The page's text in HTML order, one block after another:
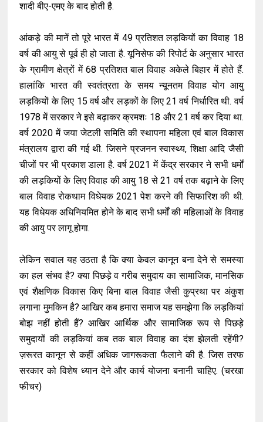
शादी बीए-एमए के बाद होती है.
आंकड़े की मानें तो पूरे भारत में 49 प्रतिशत लड़कियों का विवाह 18
वर्ष की आयु से पूर्व ही हो जाता है. यूनिसेफ की रिपोर्ट के अनुसार भारत
के ग्रामीण क्षेत्रों में 68 प्रतिशत बाल विवाह अकेले बिहार में होते हैं.
हालांकि भारत की स्वतंत्रता के समय न्यूनतम विवाह योग आयु
लड़कियों के लिए 15 वर्ष और लड़कों के लिए 21 वर्ष निर्धारित थी. वर्ष
1978 में सरकार ने इसे बढ़ाकर क्रमशः 18 और 21 वर्ष कर दिया था.
वर्ष 2020 में जया जेटली समिति की स्थापना महिला एवं बाल विकास
मंत्रालय द्वारा की गई थी. जिसने प्रजनन स्वास्थ्य, शिक्षा आदि जैसी
चीजों पर भी प्रकाश डाला है. वर्ष 2021 में केंद्र सरकार ने सभी धर्मों
की लड़कियों के लिए विवाह की आयु 18 से 21 वर्ष तक बढ़ाने के लिए
बाल विवाह रोकथाम विधेयक 2021 पेश करने की सिफारिश की थी.
यह विधेयक अधिनियमित होने के बाद सभी धर्मों की महिलाओं के विवाह
की आयु पर लागू होगा.
लेकिन सवाल यह उठता है कि क्या केवल कानून बना देने से समस्या
का हल संभव है? क्या पिछड़े व गरीब समुदाय का सामाजिक, मानसिक
एवं शैक्षणिक विकास किए बिना बाल विवाह जैसी कुप्रथा पर अंकुश
लगाना मुमकिन है? आखिर कब हमारा समाज यह समझेगा कि लड़कियां
बोझ नहीं होती हैं? आखिर आर्थिक और सामाजिक रूप से पिछड़े
समुदायों की लड़कियां कब तक बाल विवाह का दंश झेलती रहेंगी?
ज़रूरत कानून से कहीं अधिक जागरूकता फैलाने की है. जिस तरफ
सरकार को विशेष ध्यान देने और कार्य योजना बनानी चाहिए. (चरखा
फीचर)